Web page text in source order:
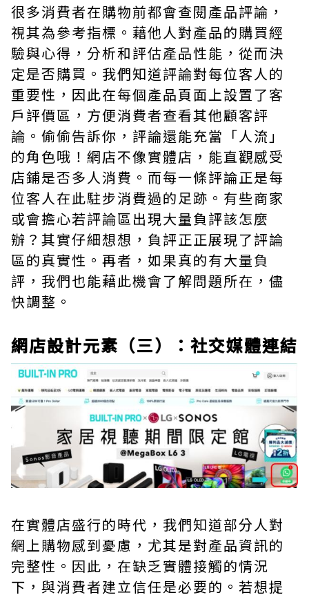
很多消費者在購物前都會查閱產品評論，
視其為參考指標。藉他人對產品的購買經
驗與心得，分析和評估產品性能，從而決
定是否購買。我們知道評論對每位客人的
重要性，因此在每個產品頁面上設置了客
戶評價區，方便消費者查看其他顧客評
論。偷偷告訴你，評論還能充當「人流」
的角色哦！網店不像實體店，能直觀感受
店鋪是否多人消費。而每一條評論正是每
位客人在此駐步消費過的足跡。有些商家
或會擔心若評論區出現大量負評該怎麼
辦？其實仔細想想，負評正正展現了評論
區的真實性。再者，如果真的有大量負
評，我們也能藉此機會了解問題所在，儘
快調整。
網店設計元素（三）：社交媒體連結
在實體店盛行的時代，我們知道部分人對
網上購物感到憂慮，尤其是對產品資訊的
完整性。因此，在缺乏實體接觸的情況
下，與消費者建立信任是必要的。若想提